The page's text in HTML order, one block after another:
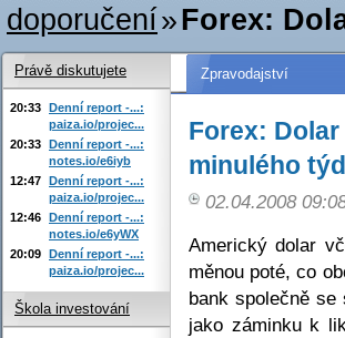
doporučení»Forex:
Zpravodajství
Forex:
minulého
02.04.2008
Americký dolar
měnou poté, co
bank společně se
jako záminku k
Právě diskutujete
20:33 Denní report -...:
paiza.io/projec...
20:33 Denní report -...:
notes.io/e6iyb
12:47 Denní report -...:
paiza.io/projec...
12:46 Denní report -...:
notes.io/e6yWX
20:09 Denní report -...:
paiza.io/projec...
Škola investování